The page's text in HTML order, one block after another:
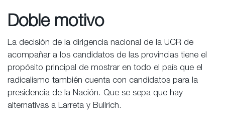
Doble motivo
La decisión de la dirigencia nacional de la UCR de
acompañar a los candidatos de las provincias tiene el
propósito principal de mostrar en todo el país que el
radicalismo también cuenta con candidatos para la
presidencia de la Nación. Que se sepa que hay
alternativas a Larreta y Bullrich.